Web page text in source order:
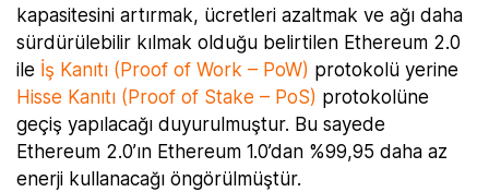
kapasitesini artırmak, ücretleri azaltmak ve ağı daha
sürdürülebilir kılmak olduğu belirtilen Ethereum 2.0
ile İş Kanıtı (Proof of Work – PoW) protokolü yerine
Hisse Kanıtı (Proof of Stake – PoS) protokolüne
geçiş yapılacağı duyurulmuştur. Bu sayede
Ethereum 2.0’ın Ethereum 1.0’dan %99,95 daha az
enerji kullanacağı öngörülmüştür.